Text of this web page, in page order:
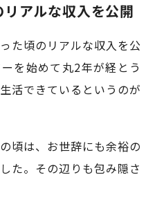
アルな収入を公開
た頃のリアルな収入を公
を始めて丸2年が経とう
活できているというのが
頃は、お世辞にも余裕の
た。その辺りも包み隠さ